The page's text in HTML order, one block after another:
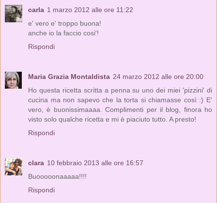
carla 1 marzo 2012 alle ore 11:22
e' vero e' troppo buona!
anche io la faccio cosi'!
Rispondi
Maria Grazia Montaldista 24 marzo 2012 alle ore 20:00
Ho questa ricetta scritta a penna su uno dei miei 'pizzini' di
cucina ma non sapevo che la torta si chiamasse così :) E'
vero, è buonissimaaaa. Complimenti per il blog, finora ho
visto solo qualche ricetta e mi è piaciuto tutto. A presto!
Rispondi
clara 10 febbraio 2013 alle ore 16:57
Buooooonaaaaa!!!!
Rispondi